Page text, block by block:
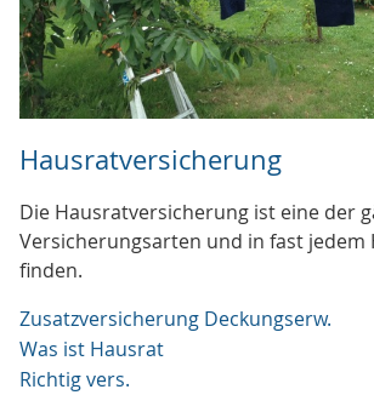
Hausratversicherung
Die Hausratversicherung ist eine der
Versicherungsarten und in fast jedem
finden.
Zusatzversicherung Deckungserw.
Was ist Hausrat
Richtig vers.